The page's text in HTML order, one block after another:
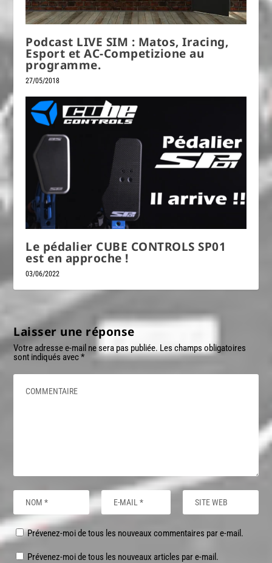
Podcast LIVE SIM : Matos, Iracing,
Esport et AC-Competizione au
programme.
27/05/2018
Le pédalier CUBE CONTROLS SP01
est en approche !
03/06/2022
Laisser une réponse
Votre adresse e-mail ne sera pas publiée. Les champs obligatoires
sont indiqués avec*
Prévenez-moi de tous les nouveaux commentaires par e-mail.
Prévenez-moi de tous les nouveaux articles par e-mail.